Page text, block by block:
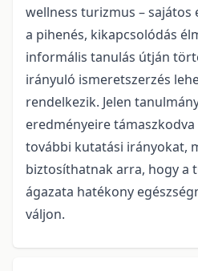
wellness turizmus – sajátos
a pihenés, kikapcsolódás
informális tanulás útján
irányuló ismeretszerzés
rendelkezik. Jelen
eredményeire
további kutatási irányokat,
biztosíthatnak arra, hogy a
ágazata hatékony
váljon.